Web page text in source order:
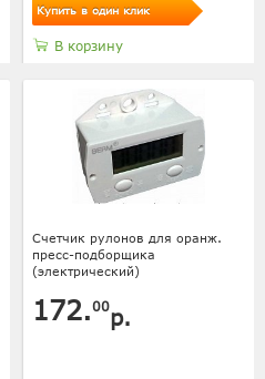
Купить в один клик
В корзину
Счетчик рулонов для оранж.
пресс-подборщика
(электрический)
172.00р.